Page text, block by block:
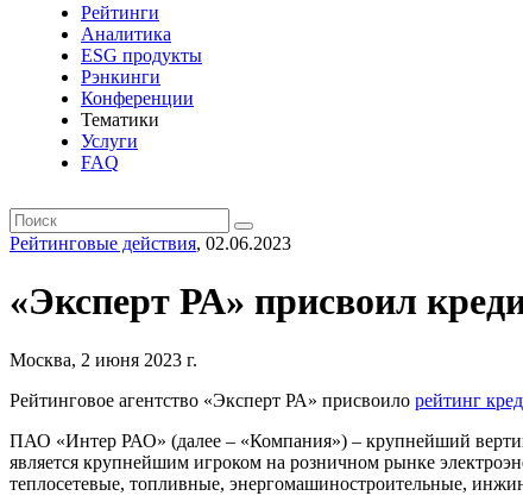
Рейтинги
Аналитика
ESG продукты
Рэнкинги
Конференции
Тематики
Услуги
FAQ
Рейтинговые действия, 02.06.2023
«Эксперт РА» присвоил
Москва, 2 июня 2023 г.
Рейтинговое агентство «Эксперт РА» присвоило рейтинг
ПАО «Интер РАО» (далее – «Компания») – крупнейший
является крупнейшим игроком на розничном рынке
теплосетевые, топливные, энергомашиностроительные,